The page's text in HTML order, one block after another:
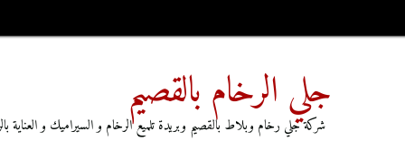
جلي الرخام بالقصيم
شركة جلي رخام وبلاط بالقصيم وبريدة تلميع الرخام و السيراميك و العناية